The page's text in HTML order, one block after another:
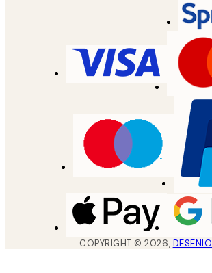
COPYRIGHT ©2026, DESENIO